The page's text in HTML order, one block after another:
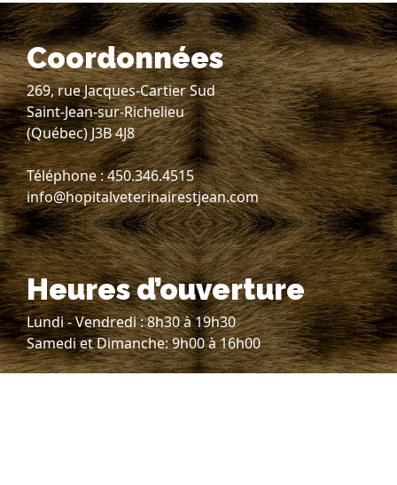
Coordonnées
269, rue Jacques-Cartier Sud
Saint-Jean-sur-Richelieu
(Québec) J3B 4J8
Téléphone : 450.346.4515
info@hopitalveterinairestjean.com
Heures d’ouverture
Lundi - Vendredi : 8h30 à 19h30
Samedi et Dimanche: 9h00 à 16h00